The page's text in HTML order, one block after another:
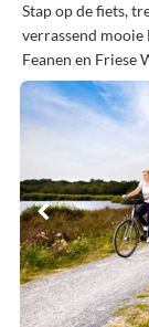
Stap op de fiets,
verrassend
Feanen en Friese